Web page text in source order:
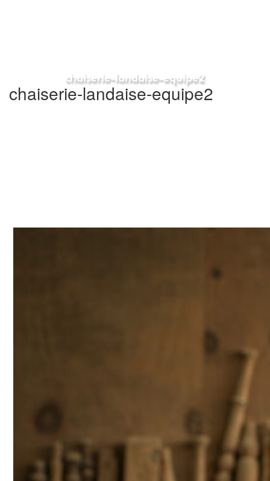
chaiserie-landaise-equipe2
chaiserie-landaise-equipe2